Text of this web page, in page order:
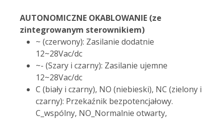
AUTONOMICZNE OKABLOWANIE (ze
zintegrowanym sterownikiem)
~ (czerwony): Zasilanie dodatnie
12~28Vac/dc
~- (Szary i czarny): Zasilanie ujemne
12~28Vac/dc
C (biały i czarny), NO (niebieski), NC (zielony i
czarny): Przekaźnik bezpotencjałowy.
C_wspólny, NO_Normalnie otwarty,